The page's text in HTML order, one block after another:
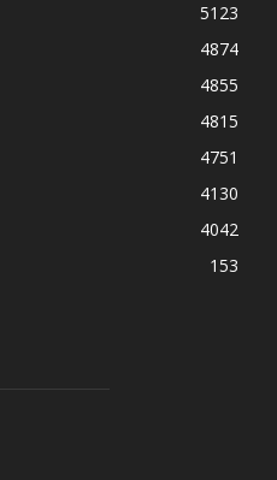
5123
4874
4855
4815
4751
4130
4042
153